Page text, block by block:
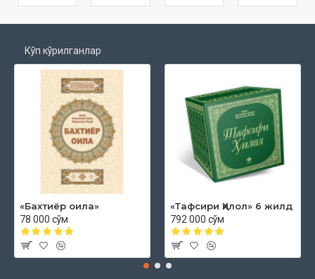
Кўп кўрилганлар
«Бахтиёр оила»
78 000 сўм
«Тафсири Ҳилол» 6 жилд
792 000 сўм